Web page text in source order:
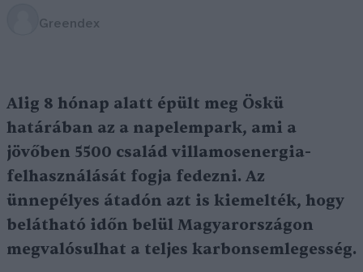
Greendex
Alig 8 hónap alatt épült meg Öskü
határában az a napelempark, ami a
jövőben 5500 család villamosenergia-
felhasználását fogja fedezni. Az
ünnepélyes átadón azt is kiemelték, hogy
belátható időn belül Magyarországon
megvalósulhat a teljes karbonsemlegesség.